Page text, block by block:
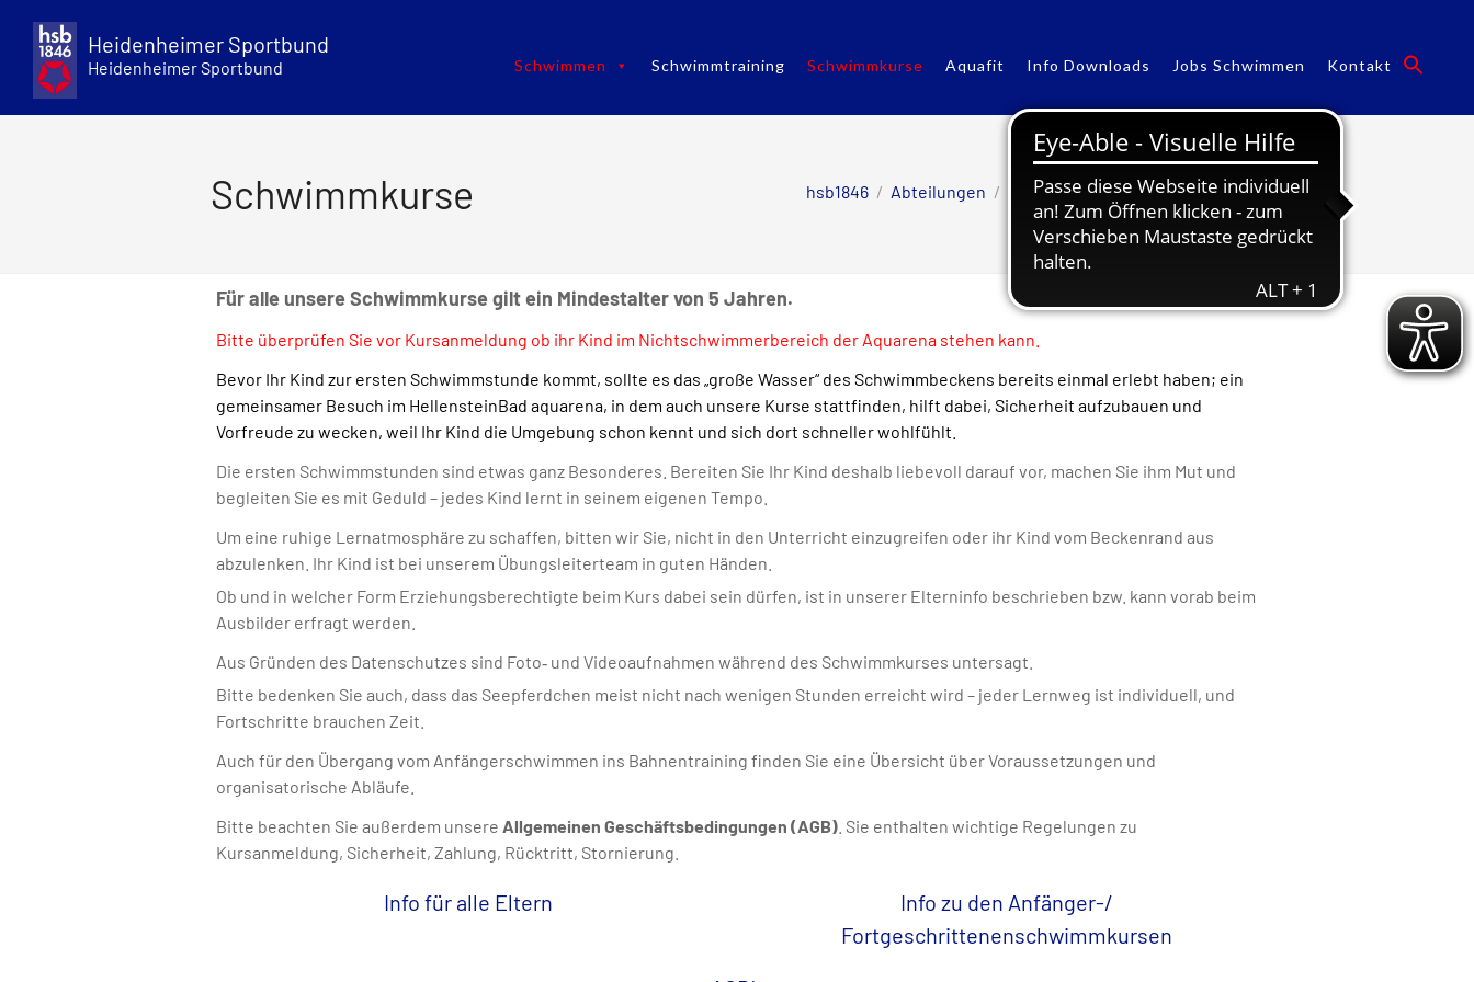
content
Heidenheimer Sportbund
Heidenheimer Sportbund Schwimmen Schwimmtraining Schwimmkurse Aquafit Info Downloads Jobs Schwimmen Kontakt
hsb1846 / Abteilungen / Schwimmen / Schwimmkurse
Schwimmkurse
Für alle unsere Schwimmkurse gilt ein Mindestalter von 5 Jahren.
Bitte überprüfen Sie vor Kursanmeldung ob ihr Kind im Nichtschwimmerbereich der Aquarena stehen kann.
Bevor Ihr Kind zur ersten Schwimmstunde kommt, sollte es das „große Wasser“ des Schwimmbeckens bereits einmal erlebt haben; ein
gemeinsamer Besuch im HellensteinBad aquarena, in dem auch unsere Kurse stattfinden, hilft dabei, Sicherheit aufzubauen und
Vorfreude zu wecken, weil Ihr Kind die Umgebung schon kennt und sich dort schneller wohlfühlt.
Die ersten Schwimmstunden sind etwas ganz Besonderes. Bereiten Sie Ihr Kind deshalb liebevoll darauf vor, machen Sie ihm Mut und
begleiten Sie es mit Geduld – jedes Kind lernt in seinem eigenen Tempo.
Um eine ruhige Lernatmosphäre zu schaffen, bitten wir Sie, nicht in den Unterricht einzugreifen oder ihr Kind vom Beckenrand aus
abzulenken. Ihr Kind ist bei unserem Übungsleiterteam in guten Händen.
Ob und in welcher Form Erziehungsberechtigte beim Kurs dabei sein dürfen, ist in unserer Elterninfo beschrieben bzw. kann vorab beim
Ausbilder erfragt werden.
Aus Gründen des Datenschutzes sind Foto‑ und Videoaufnahmen während des Schwimmkurses untersagt.
Bitte bedenken Sie auch, dass das Seepferdchen meist nicht nach wenigen Stunden erreicht wird – jeder Lernweg ist individuell, und
Fortschritte brauchen Zeit.
Auch für den Übergang vom Anfängerschwimmen ins Bahnentraining finden Sie eine Übersicht über Voraussetzungen und
organisatorische Abläufe.
Bitte beachten Sie außerdem unsere Allgemeinen Geschäftsbedingungen (AGB) . Sie enthalten wichtige Regelungen zu
Kursanmeldung, Sicherheit, Zahlung, Rücktritt, Stornierung.
Info für alle Eltern
Info zu den Anfänger-/
Fortgeschrittenenschwimmkursen